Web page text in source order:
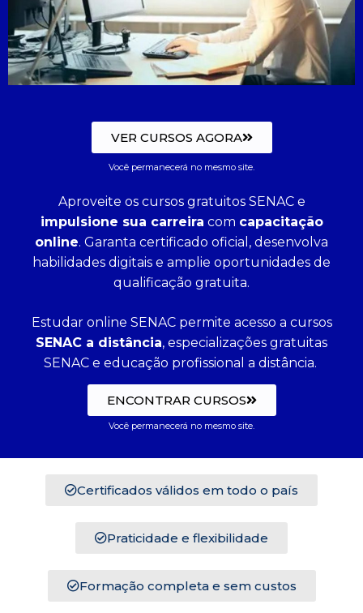
VER CURSOS AGORA
Você permanecerá no mesmo site.
Aproveite os cursos gratuitos SENAC e
impulsione sua carreira com capacitação
online. Garanta certificado oficial, desenvolva
habilidades digitais e amplie oportunidades de
qualificação gratuita.
Estudar online SENAC permite acesso a cursos
SENAC a distância, especializações gratuitas
SENAC e educação profissional a distância.
ENCONTRAR CURSOS
Você permanecerá no mesmo site.
Certificados válidos em todo o país
Praticidade e flexibilidade
Formação completa e sem custos